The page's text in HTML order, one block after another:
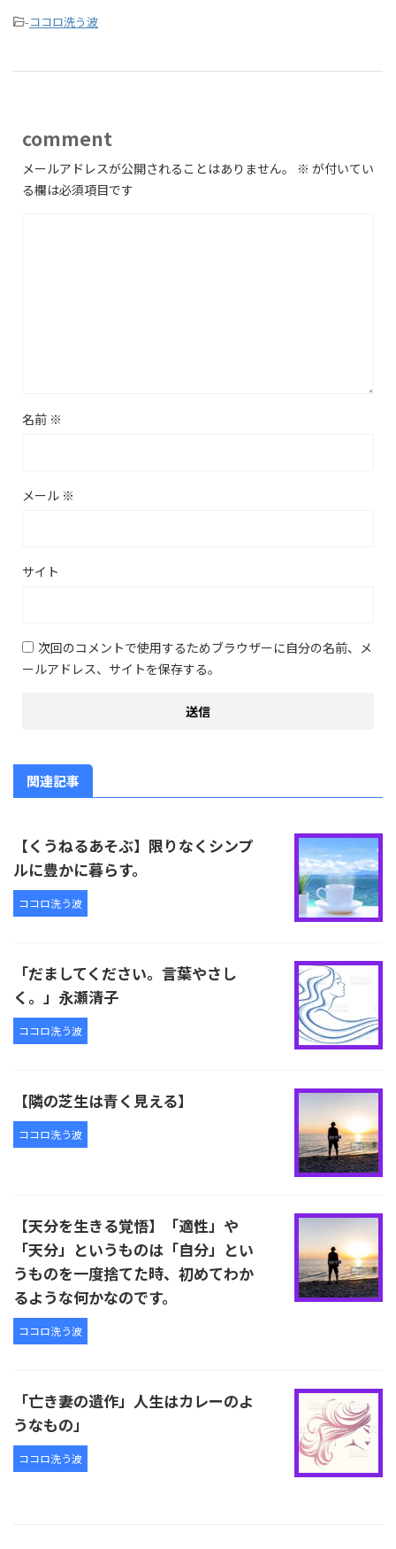
-ココロ洗う波
comment
メールアドレスが公開されることはありません。 ※ が付いてい
る欄は必須項目です
名前 ※
メール ※
サイト
次回のコメントで使用するためブラウザーに自分の名前、メ
ールアドレス、サイトを保存する。
関連記事
【くうねるあそぶ】限りなくシンプ
ルに豊かに暮らす。
ココロ洗う波
「だましてください。言葉やさし
く。」永瀬清子
ココロ洗う波
【隣の芝生は青く見える】
ココロ洗う波
【天分を生きる覚悟】「適性」や
「天分」というものは「自分」とい
うものを一度捨てた時、初めてわか
るような何かなのです。
ココロ洗う波
「亡き妻の遺作」人生はカレーのよ
うなもの」
ココロ洗う波